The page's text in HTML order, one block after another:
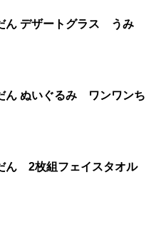
ノラネコぐんだん デザートグラス うみ
ん ぬいぐるみ ワンワンち
ん 2枚組フェイスタオル